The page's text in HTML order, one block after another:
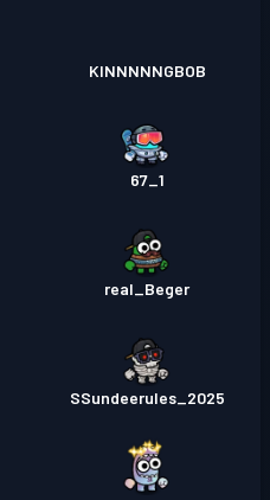
KINNNNNGBOB
67_1
real_Beger
SSundeerules_2025